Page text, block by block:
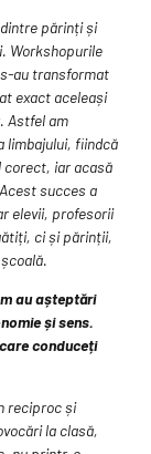
părinți și
Workshopurile
au transformat
exact aceleași
Astfel am
limbajului, fiindcă
corect, iar acasă
succes a
elevii, profesorii
ci și părinții,
au așteptări
și sens.
conduceți
reciproc și
la clasă,